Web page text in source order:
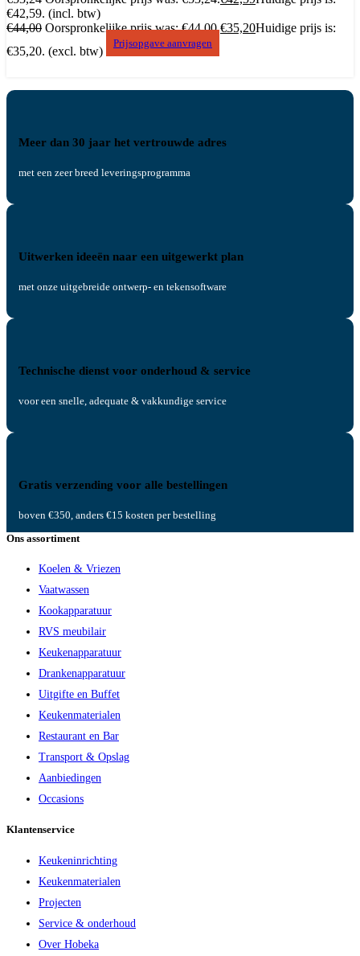
€42,59. (incl. btw)
€44,00 Oorspronkelijke prijs was: €44,00.€35,20Huidige prijs is:
€35,20. (excl. btw)
Prijsopgave aanvragen
Meer dan 30 jaar het vertrouwde adres
met een zeer breed leveringsprogramma
Uitwerken ideeën naar een uitgewerkt plan
met onze uitgebreide ontwerp- en tekensoftware
Technische dienst voor onderhoud & service
voor een snelle, adequate & vakkundige service
Gratis verzending voor alle bestellingen
boven €350, anders €15 kosten per bestelling
Ons assortiment
Koelen & Vriezen
Vaatwassen
Kookapparatuur
RVS meubilair
Keukenapparatuur
Drankenapparatuur
Uitgifte en Buffet
Keukenmaterialen
Restaurant en Bar
Transport & Opslag
Aanbiedingen
Occasions
Klantenservice
Keukeninrichting
Keukenmaterialen
Projecten
Service & onderhoud
Over Hobeka